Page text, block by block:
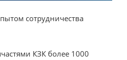
сотрудничества
КЗК более 1000